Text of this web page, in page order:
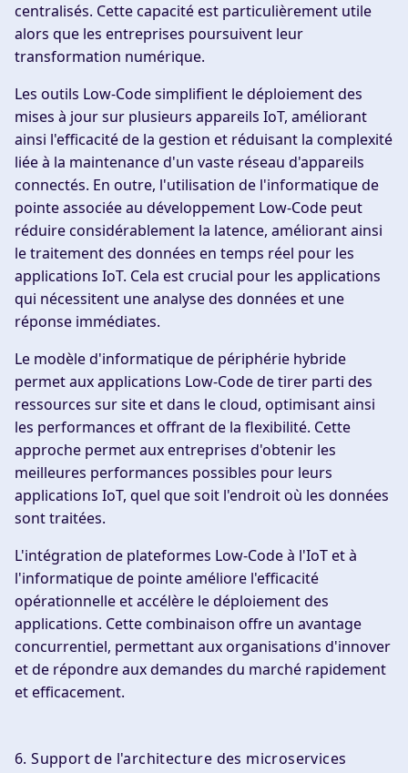
centralisés. Cette capacité est particulièrement utile
alors que les entreprises poursuivent leur
transformation numérique.
Les outils Low-Code simplifient le déploiement des
mises à jour sur plusieurs appareils IoT, améliorant
ainsi l'efficacité de la gestion et réduisant la complexité
liée à la maintenance d'un vaste réseau d'appareils
connectés. En outre, l'utilisation de l'informatique de
pointe associée au développement Low-Code peut
réduire considérablement la latence, améliorant ainsi
le traitement des données en temps réel pour les
applications IoT. Cela est crucial pour les applications
qui nécessitent une analyse des données et une
réponse immédiates.
Le modèle d'informatique de périphérie hybride
permet aux applications Low-Code de tirer parti des
ressources sur site et dans le cloud, optimisant ainsi
les performances et offrant de la flexibilité. Cette
approche permet aux entreprises d'obtenir les
meilleures performances possibles pour leurs
applications IoT, quel que soit l'endroit où les données
sont traitées.
L'intégration de plateformes Low-Code à l'IoT et à
l'informatique de pointe améliore l'efficacité
opérationnelle et accélère le déploiement des
applications. Cette combinaison offre un avantage
concurrentiel, permettant aux organisations d'innover
et de répondre aux demandes du marché rapidement
et efficacement.
6. Support de l'architecture des microservices